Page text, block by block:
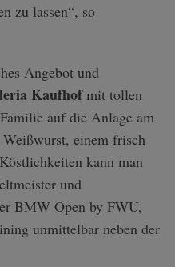
zu lassen“, so
Angebot und
Kaufhofmit tollen
auf die Anlage am
einem frisch
kann man
und
BMW Open by FWU,
unmittelbar neben der